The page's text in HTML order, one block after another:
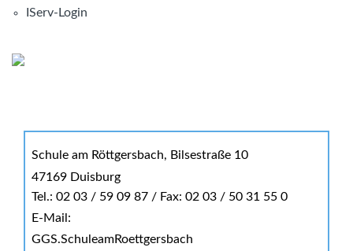
IServ-Login
Schule am Röttgersbach, Bilsestraße 10
47169 Duisburg
Tel.: 02 03 / 59 09 87 / Fax: 02 03 / 50 31 55 0
E-Mail:
GGS.SchuleamRoettgersbach